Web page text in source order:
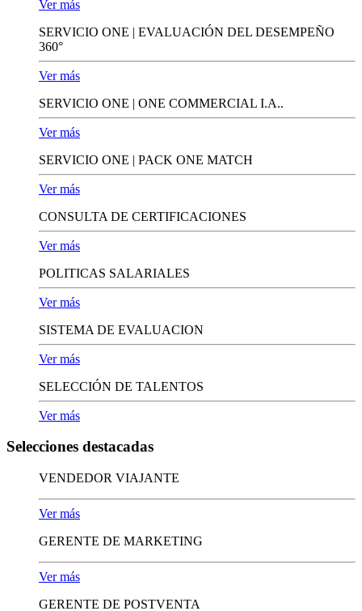
Ver más
SERVICIO ONE | EVALUACIÓN DEL DESEMPEÑO
360°
Ver más
SERVICIO ONE | ONE COMMERCIAL I.A..
Ver más
SERVICIO ONE | PACK ONE MATCH
Ver más
CONSULTA DE CERTIFICACIONES
Ver más
POLITICAS SALARIALES
Ver más
SISTEMA DE EVALUACION
Ver más
SELECCIÓN DE TALENTOS
Ver más
Selecciones destacadas
VENDEDOR VIAJANTE
Ver más
GERENTE DE MARKETING
Ver más
GERENTE DE POSTVENTA